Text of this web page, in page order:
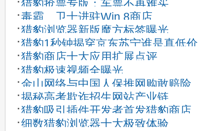
猎豹抢票专版：车票不再难买
毒霸、卫士进驻Win 8商店
猎豹浏览器新版魔方标签曝光
猎豹1秒钟揭穿京东苏宁谁是真低价
猎豹商店十大应用扩展点评
猎豹极速视频全曝光
金山网络与中国人保推网购敢赔险
揭秘高考欺诈招生网站产业链
猎豹吸引插件开发者首发猎豹商店
细数猎豹浏览器十大极致体验